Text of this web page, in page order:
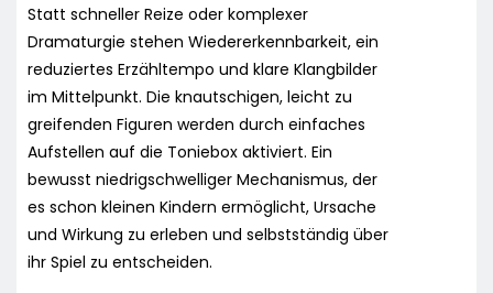
Statt schneller Reize oder komplexer
Dramaturgie stehen Wiedererkennbarkeit, ein
reduziertes Erzähltempo und klare Klangbilder
im Mittelpunkt. Die knautschigen, leicht zu
greifenden Figuren werden durch einfaches
Aufstellen auf die Toniebox aktiviert. Ein
bewusst niedrigschwelliger Mechanismus, der
es schon kleinen Kindern ermöglicht, Ursache
und Wirkung zu erleben und selbstständig über
ihr Spiel zu entscheiden.